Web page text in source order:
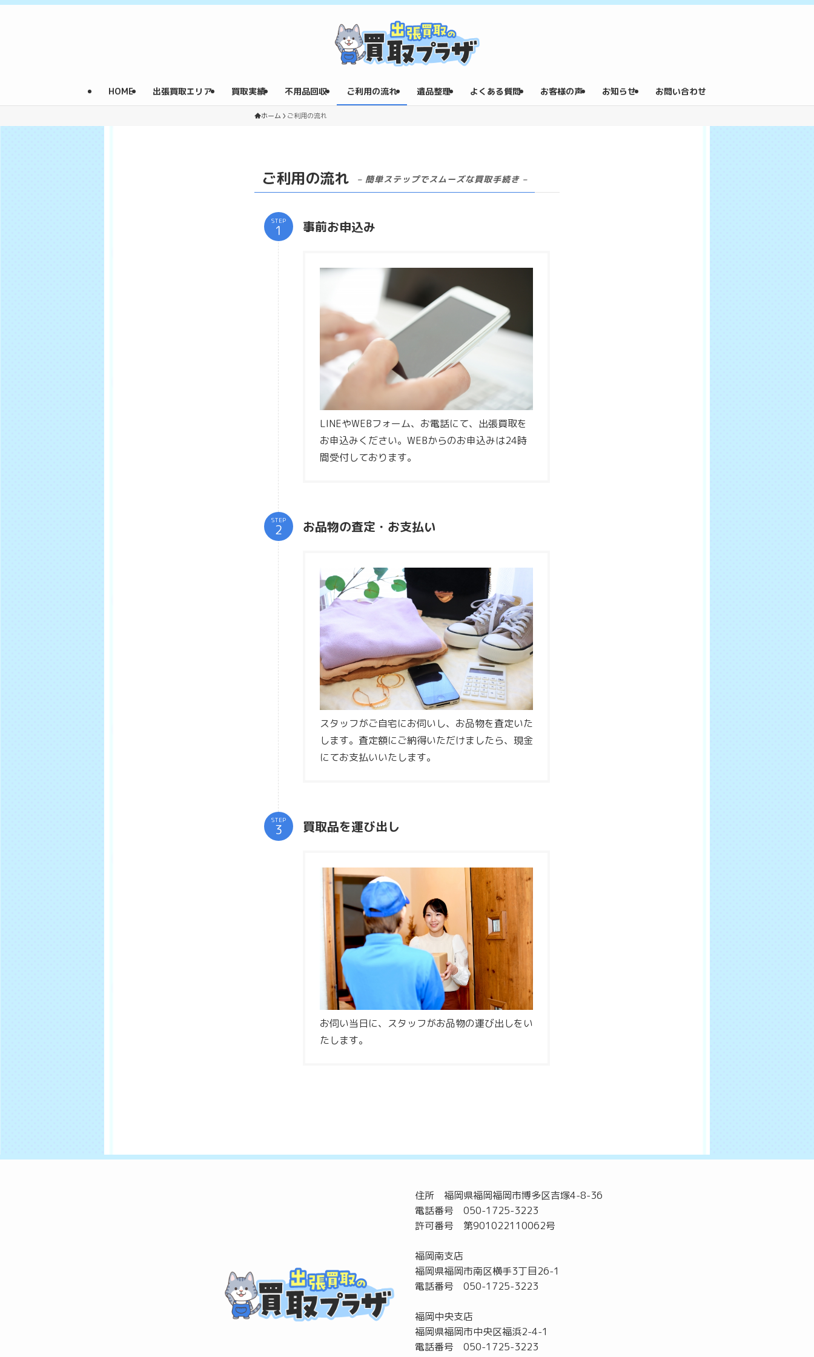
HOME 出張買取エリア 買取実績 不用品回収 ご利用の流れ 遺品整理 よくある質問 お客様の声 お知らせ お問い合わせ
ホーム ご利用の流れ
ご利用の流れ – 簡単ステップでスムーズな買取手続き –
STEP 事前お申込み
LINEやWEBフォーム、お電話にて、出張買取を
お申込みください。WEBからのお申込みは24時
間受付しております。
STEP お品物の査定・お支払い
スタッフがご自宅にお伺いし、お品物を査定いた
します。査定額にご納得いただけましたら、現金
にてお支払いいたします。
STEP 買取品を運び出し
お伺い当日に、スタッフがお品物の運び出しをい
たします。
住所 福岡県福岡福岡市博多区吉塚4-8-36
電話番号 050-1725-3223
許可番号 第901022110062号
福岡南支店
福岡県福岡市南区横手3丁目26-1
電話番号 050-1725-3223
福岡中央支店
福岡県福岡市中央区福浜2-4-1
電話番号 050-1725-3223